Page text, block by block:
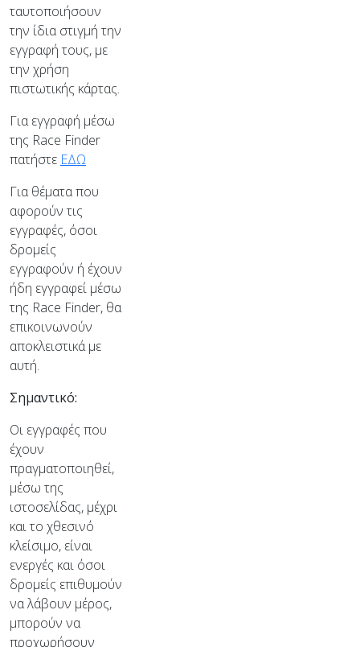
ταυτοποιήσουν
την ίδια στιγμή την
εγγραφή τους, με
την χρήση
πιστωτικής κάρτας.
Για εγγραφή μέσω
της Race Finder
πατήστε ΕΔΩ
Για θέματα που
αφορούν τις
εγγραφές, όσοι
δρομείς
εγγραφούν ή έχουν
ήδη εγγραφεί μέσω
της Race Finder, θα
επικοινωνούν
αποκλειστικά με
αυτή.
Σημαντικό:
Οι εγγραφές που
έχουν
πραγματοποιηθεί,
μέσω της
ιστοσελίδας, μέχρι
και το χθεσινό
κλείσιμο, είναι
ενεργές και όσοι
δρομείς επιθυμούν
να λάβουν μέρος,
μπορούν να
προχωρήσουν